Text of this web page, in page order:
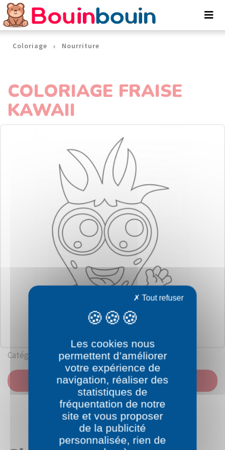
Coloriage Nourriture
COLORIAGE FRAISE
KAWAII
Catégorie: Nourriture
IMPRIMER
Panneau de gestion des cookies
Les cookies nous
permettent d’améliorer
votre expérience de
navigation, réaliser des
statistiques de
fréquentation de notre
site et vous proposer
de la publicité
personnalisée, rien de
Tout refuser